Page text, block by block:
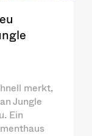
merkt,
Jungle
Ein